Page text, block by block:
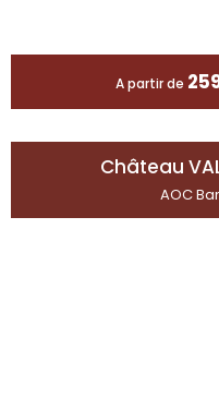
A partir de
Château
AOC